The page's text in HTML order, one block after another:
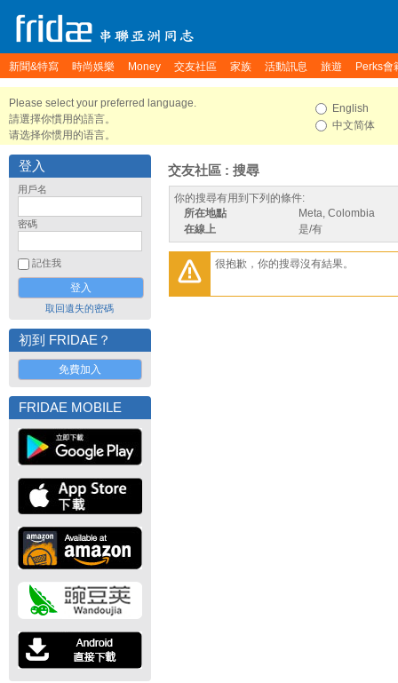
新聞&特寫 時尚娛樂 Money 交友社區 家族 活動訊息 旅遊 Perks會
Please select your preferred language.
請選擇你慣用的語言。
请选择你惯用的语言。
English
中文简体
登入
用戶名
密碼
記住我
取回遺失的密碼
初到 FRIDAE？
免費加入
FRIDAE MOBILE
交友社區 : 搜尋
你的搜尋有用到下列的條件:
所在地點
Meta, Colombia
在線上
是/有
很抱歉，你的搜尋沒有結果。